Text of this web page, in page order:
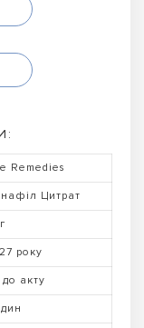
Remedies
Цитрат
року
до акту